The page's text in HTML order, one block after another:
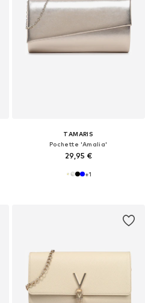
TAMARIS
Pochette 'Amalia'
29,95 €
+1